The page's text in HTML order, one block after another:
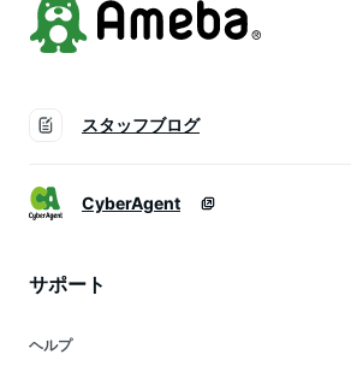
スタッフブログ
CyberAgent
サポート
ヘルプ